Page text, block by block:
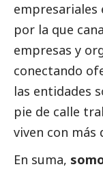
empresariales
por la que
empresas y
conectando
las entidades
pie de calle
viven con más
En suma,